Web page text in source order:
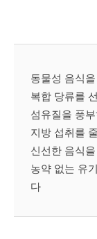
동물성 음식
복합 당류를
섬유질을 풍
지방 섭취를
신선한 음식
농약 없는 유
다